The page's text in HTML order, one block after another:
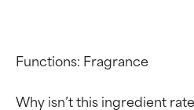
Functions: Fragrance
Why isn’t this ingredient